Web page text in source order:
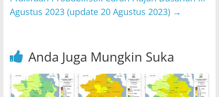
Agustus 2023 (update 20 Agustus 2023) →
Anda Juga Mungkin Suka